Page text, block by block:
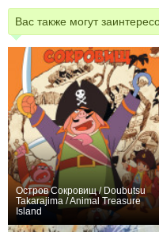
Вас также могут
Остров Сокровищ / Doubutsu
Takarajima / Animal Treasure
Island